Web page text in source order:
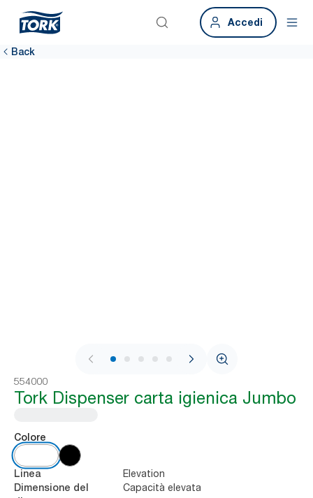
Accedi
Back
1 / 8
554000
Tork Dispenser carta igienica Jumbo
Colore
Linea Elevation
Dimensione del
Capacità elevata